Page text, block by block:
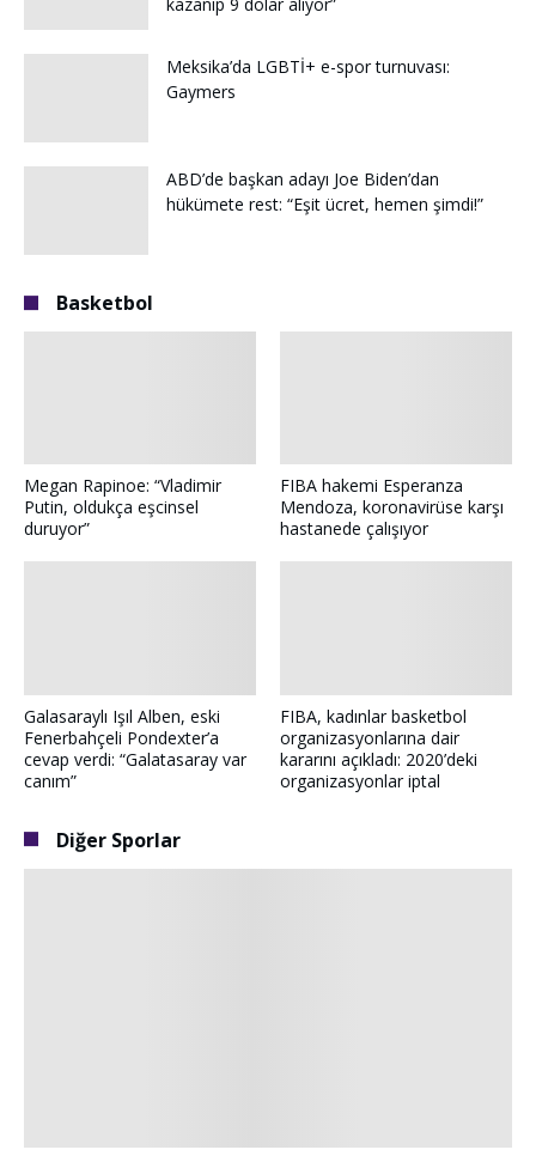
Meksika’da LGBTİ+ e-spor turnuvası:
Gaymers
ABD’de başkan adayı Joe Biden’dan
hükümete rest: “Eşit ücret, hemen şimdi!”
Basketbol
Megan Rapinoe: “Vladimir
Putin, oldukça eşcinsel
duruyor”
FIBA hakemi Esperanza
Mendoza, koronavirüse karşı
hastanede çalışıyor
Galasaraylı Işıl Alben, eski
Fenerbahçeli Pondexter’a
cevap verdi: “Galatasaray var
canım”
FIBA, kadınlar basketbol
organizasyonlarına dair
kararını açıkladı: 2020’deki
organizasyonlar iptal
Diğer Sporlar